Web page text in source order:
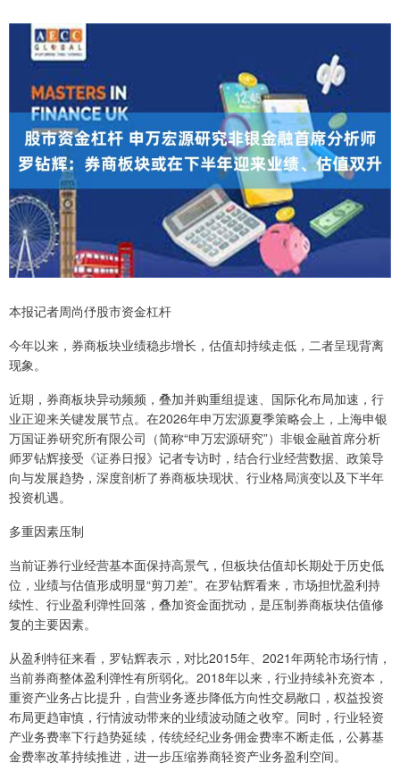
本报记者周尚伃股市资金杠杆
今年以来，券商板块业绩稳步增长，估值却持续走低，二者呈现背离
现象。
近期，券商板块异动频频，叠加并购重组提速、国际化布局加速，行
业正迎来关键发展节点。在2026年申万宏源夏季策略会上，上海申银
万国证券研究所有限公司（简称“申万宏源研究”）非银金融首席分析
师罗钻辉接受《证券日报》记者专访时，结合行业经营数据、政策导
向与发展趋势，深度剖析了券商板块现状、行业格局演变以及下半年
投资机遇。
多重因素压制
当前证券行业经营基本面保持高景气，但板块估值却长期处于历史低
位，业绩与估值形成明显“剪刀差”。在罗钻辉看来，市场担忧盈利持
续性、行业盈利弹性回落，叠加资金面扰动，是压制券商板块估值修
复的主要因素。
从盈利特征来看，罗钻辉表示，对比2015年、2021年两轮市场行情，
当前券商整体盈利弹性有所弱化。2018年以来，行业持续补充资本，
重资产业务占比提升，自营业务逐步降低方向性交易敞口，权益投资
布局更趋审慎，行情波动带来的业绩波动随之收窄。同时，行业轻资
产业务费率下行趋势延续，传统经纪业务佣金费率不断走低，公募基
金费率改革持续推进，进一步压缩券商轻资产业务盈利空间。